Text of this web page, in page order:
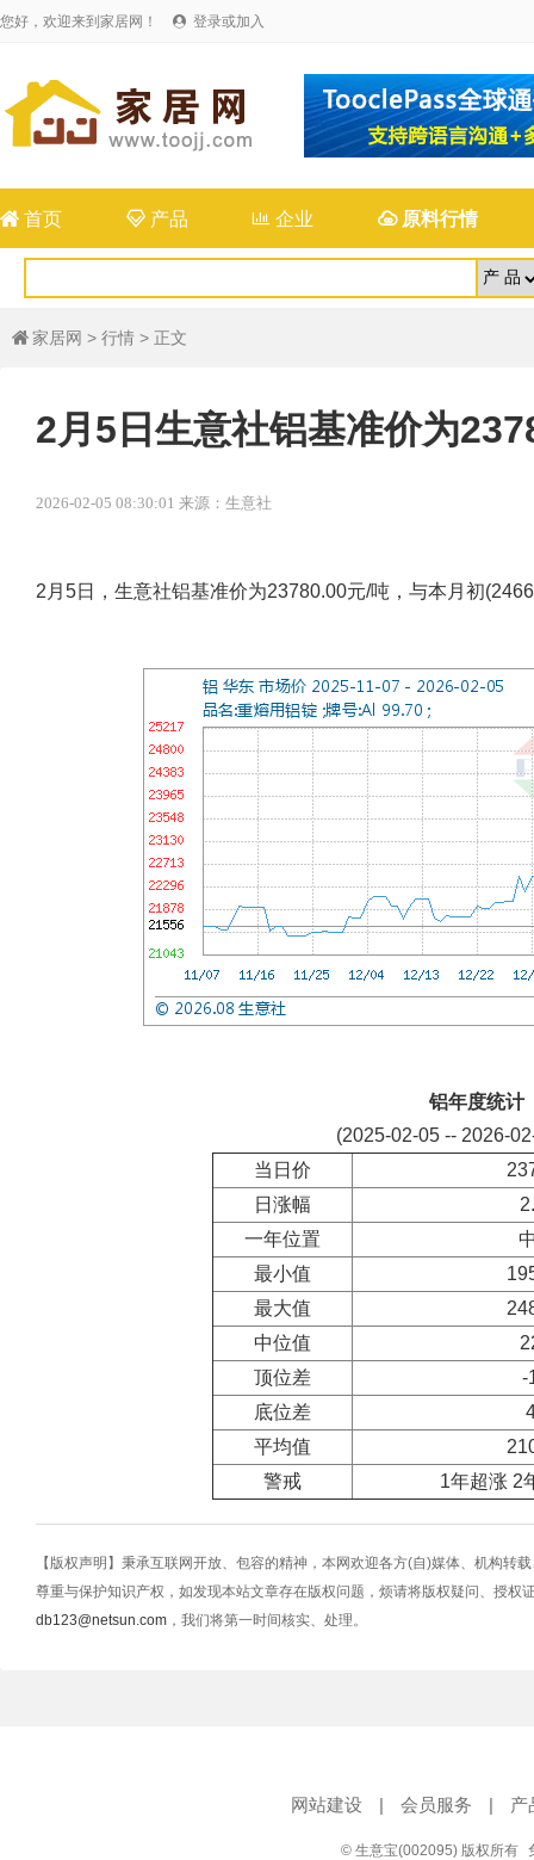
您好，欢迎来到家居网！  登录或加入
 首页 产品  企业 原料行情
 家居网 > 行情 > 正文
2月5日生意社铝基准价为
2026-02-05 08:30:01 来源：生意社
2月5日，生意社铝基准价为23780.00元/吨，与本月初
铝年度统计
(2025-02-05 -- 2026-
当日价
日涨幅
一年位置
最小值
最大值
中位值
顶位差
-
底位差
平均值
警戒
1年超涨 2
【版权声明】秉承互联网开放、包容的精神，本网欢迎各方(自)媒体、机构转
尊重与保护知识产权，如发现本站文章存在版权问题，烦请将版权疑问、授权
db123@netsun.com ，我们将第一时间核实、处理。
网站建设 | 会员服务 | 产
© 生意宝(002095) 版权所有